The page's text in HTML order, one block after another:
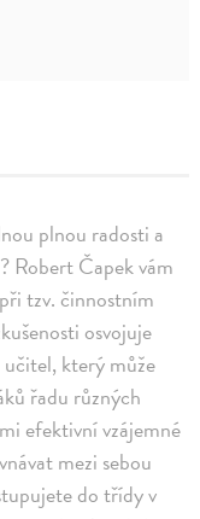
plnou radosti a
Robert Čapek vám
tzv. činnostním
osvojuje
který může
řadu různých
efektivní vzájemné
mezi sebou
do třídy v